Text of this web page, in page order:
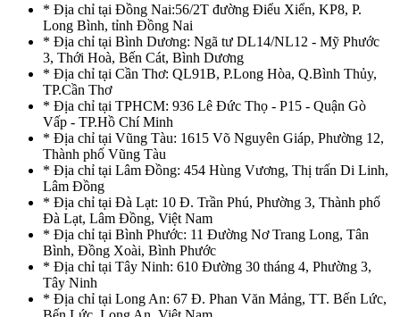
* Địa chỉ tại Đồng Nai:56/2T đường Điểu Xiển, KP8, P.
Long Bình, tỉnh Đồng Nai
* Địa chỉ tại Bình Dương: Ngã tư DL14/NL12 - Mỹ Phước
3, Thới Hoà, Bến Cát, Bình Dương
* Địa chỉ tại Cần Thơ: QL91B, P.Long Hòa, Q.Bình Thủy,
TP.Cần Thơ
* Địa chỉ tại TPHCM: 936 Lê Đức Thọ - P15 - Quận Gò
Vấp - TP.Hồ Chí Minh
* Địa chỉ tại Vũng Tàu: 1615 Võ Nguyên Giáp, Phường 12,
Thành phố Vũng Tàu
* Địa chỉ tại Lâm Đồng: 454 Hùng Vương, Thị trấn Di Linh,
Lâm Đồng
* Địa chỉ tại Đà Lạt: 10 Đ. Trần Phú, Phường 3, Thành phố
Đà Lạt, Lâm Đồng, Việt Nam
* Địa chỉ tại Bình Phước: 11 Đường Nơ Trang Long, Tân
Bình, Đồng Xoài, Bình Phước
* Địa chỉ tại Tây Ninh: 610 Đường 30 tháng 4, Phường 3,
Tây Ninh
* Địa chỉ tại Long An: 67 Đ. Phan Văn Mảng, TT. Bến Lức,